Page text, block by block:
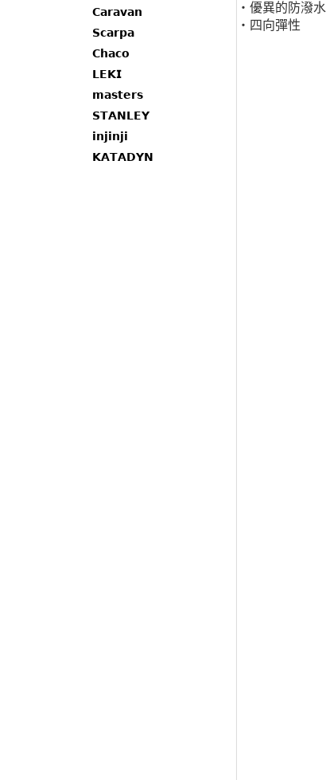
𝗖𝗮𝗿𝗮𝘃𝗮𝗻
𝗦𝗰𝗮𝗿𝗽𝗮
𝗖𝗵𝗮𝗰𝗼
𝗟𝗘𝗞𝗜
𝗺𝗮𝘀𝘁𝗲𝗿𝘀
𝗦𝗧𝗔𝗡𝗟𝗘𝗬
𝗶𝗻𝗷𝗶𝗻𝗷𝗶
𝗞𝗔𝗧𝗔𝗗𝗬𝗡
・優異的防潑水
・四向彈性